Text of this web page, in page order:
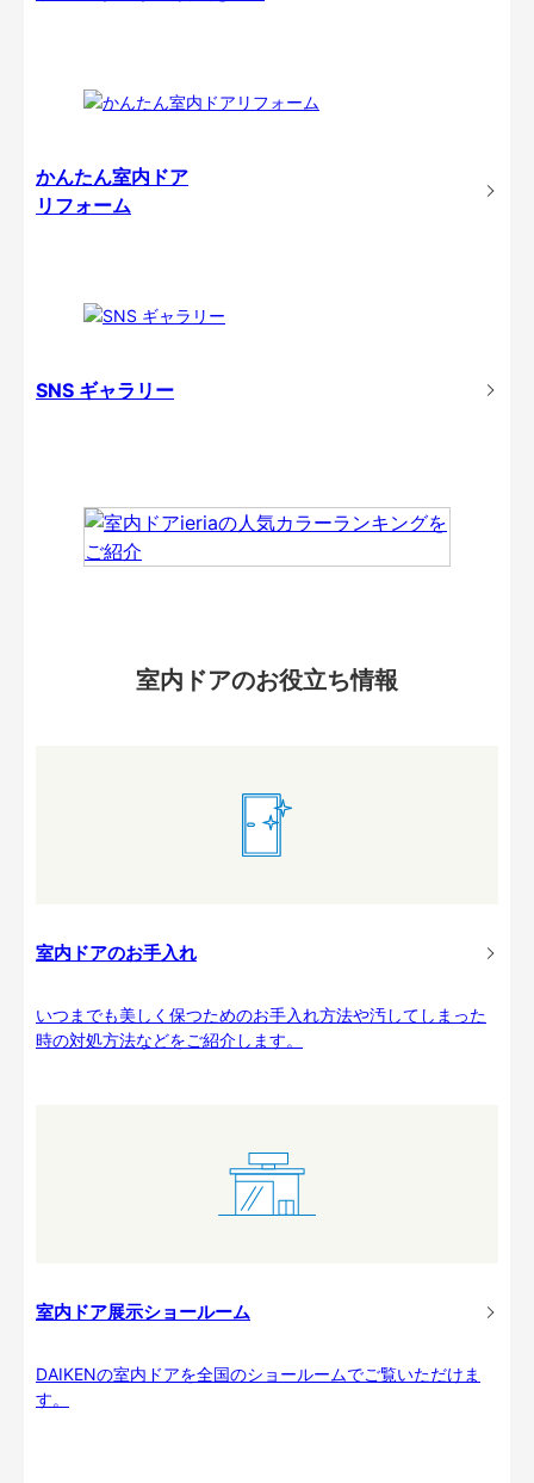
かんたん室内ドア
リフォーム
SNS ギャラリー
室内ドアのお役立ち情報
室内ドアのお手入れ
いつまでも美しく保つためのお手入れ方法や汚してしまった
時の対処方法などをご紹介します。
室内ドア展示ショールーム
DAIKENの室内ドアを全国のショールームでご覧いただけま
す。